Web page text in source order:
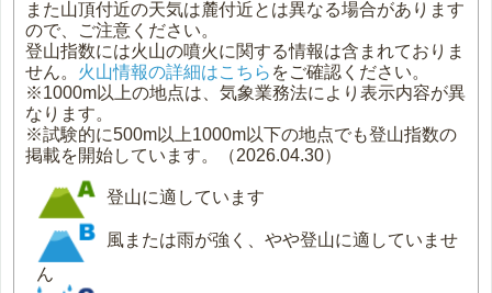
また山頂付近の天気は麓付近とは異なる場合があります
ので、ご注意ください。
登山指数には火山の噴火に関する情報は含まれておりま
せん。 火山情報の詳細はこちら をご確認ください。
※1000m以上の地点は、気象業務法により表示内容が異
なります。
※試験的に500m以上1000m以下の地点でも登山指数の
掲載を開始しています。（2026.04.30）
登山に適しています
風または雨が強く、やや登山に適していませ
ん